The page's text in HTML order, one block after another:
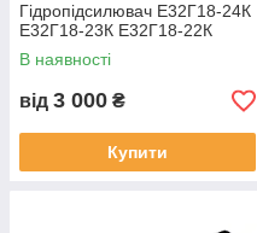
Гідропідсилювач Е32Г18-24К
Е32Г18-23К Е32Г18-22К
В наявності
від 3 000 ₴
Купити